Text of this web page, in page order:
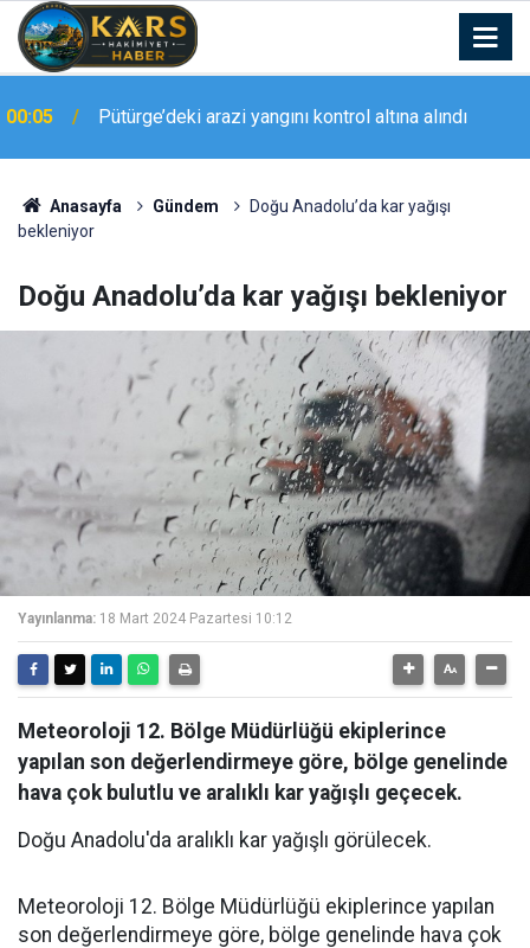
00:05 Pütürge’deki arazi yangını kontrol altına alındı
23:20 Elazığ’da geniş kapsamlı asayiş uygulaması
Anasayfa Gündem
Doğu Anadolu’da kar yağışı
bekleniyor
Doğu Anadolu’da kar yağışı bekleniyor
Yayınlanma: 18 Mart 2024 Pazartesi 10:12
Meteoroloji 12. Bölge Müdürlüğü ekiplerince
yapılan son değerlendirmeye göre, bölge genelinde
hava çok bulutlu ve aralıklı kar yağışlı geçecek.
Doğu Anadolu'da aralıklı kar yağışlı görülecek.
Meteoroloji 12. Bölge Müdürlüğü ekiplerince yapılan
son değerlendirmeye göre, bölge genelinde hava çok